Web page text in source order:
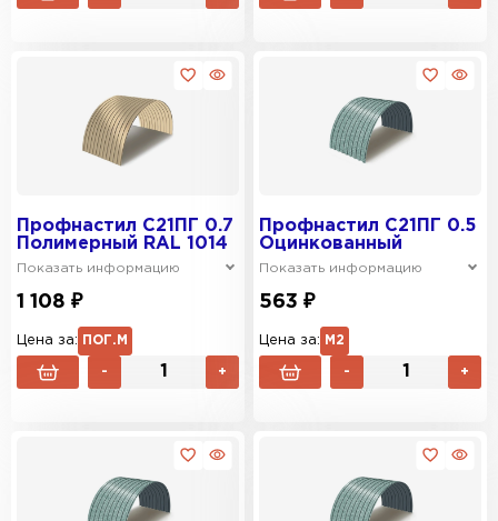
Профнастил C21ПГ 0.7
Полимерный RAL 1014
Показать информацию
1 108 ₽
Цена за: ПОГ.М
- +
Профнастил C21ПГ 0.5
Оцинкованный
Показать информацию
563 ₽
Цена за: М2
- +